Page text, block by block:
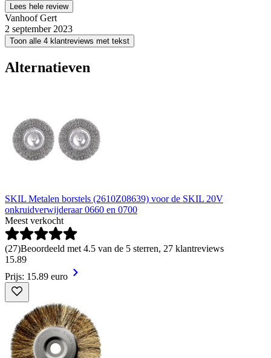
Lees hele review
Vanhoof Gert
2 september 2023
Toon alle 4 klantreviews met tekst
Alternatieven
SKIL Metalen borstels (2610Z08639) voor de SKIL 20V
onkruidverwijderaar 0660 en 0700
Meest verkocht
(27)Beoordeeld met 4.5 van de 5 sterren, 27 klantreviews
15.89
Prijs: 15.89 euro